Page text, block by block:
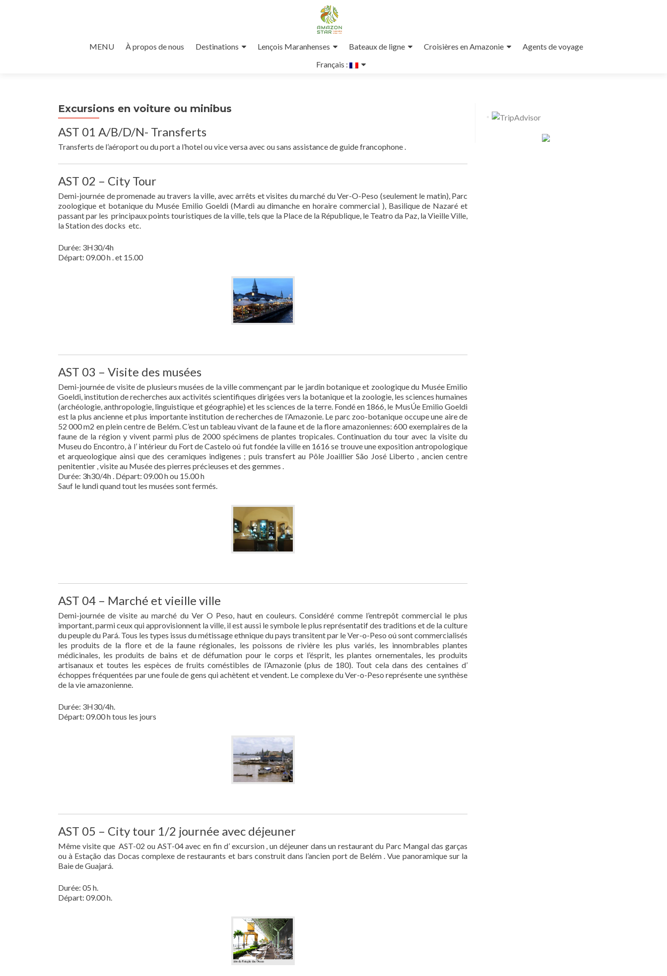
Aller au contenu principal
MENU À propos de nous Destinations Lençois Maranhenses Bateaux de ligne Croisières en Amazonie
Agents de voyage
Français :
Excursions en voiture ou minibus
AST 01 A/B/D/N- Transferts
Transferts de l’aéroport ou du port a l’hotel ou vice versa avec ou sans assistance de guide francophone .
AST 02 – City Tour
Demi-journée de promenade au travers la ville, avec arrêts et visites du marché du Ver-O-Peso (seulement le matin), Parc
zoologique et botanique du Musée Emilio Goeldi (Mardi au dimanche en horaire commercial ), Basilique de Nazaré et
passant par les principaux points touristiques de la ville, tels que la Place de la République, le Teatro da Paz, la Vieille Ville,
la Station des docks etc.
Durée: 3H30/4h
Départ: 09.00 h . et 15.00
AST 03 – Visite des musées
Demi-journée de visite de plusieurs musées de la ville commençant par le jardin botanique et zoologique du Musée Emilio
Goeldi, institution de recherches aux activités scientifiques dirigées vers la botanique et la zoologie, les sciences humaines
(archéologie, anthropologie, linguistique et géographie) et les sciences de la terre. Fondé en 1866, le MusÚe Emilio Goeldi
est la plus ancienne et plus importante institution de recherches de l’Amazonie. Le parc zoo-botanique occupe une aire de
52 000 m2 en plein centre de Belém. C’est un tableau vivant de la faune et de la flore amazoniennes: 600 exemplaires de la
faune de la région y vivent parmi plus de 2000 spécimens de plantes tropicales. Continuation du tour avec la visite du
Museu do Encontro, à l’ intérieur du Fort de Castelo oú fut fondée la ville en 1616 se trouve une exposition antropologique
et arqueologique ainsi que des ceramiques indigenes ; puis transfert au Pôle Joaillier São José Liberto , ancien centre
penitentier , visite au Musée des pierres précieuses et des gemmes .
Durée: 3h30/4h . Départ: 09.00 h ou 15.00 h
Sauf le lundi quand tout les musées sont fermés.
AST 04 – Marché et vieille ville
Demi-journée de visite au marché du Ver O Peso, haut en couleurs. Considéré comme l’entrepôt commercial le plus
important, parmi ceux qui approvisionnent la ville, il est aussi le symbole le plus représentatif des traditions et de la culture
du peuple du Pará. Tous les types issus du métissage ethnique du pays transitent par le Ver-o-Peso oú sont commercialisés
les produits de la flore et de la faune régionales, les poissons de rivière les plus variés, les innombrables plantes
médicinales, les produits de bains et de défumation pour le corps et l’ésprit, les plantes ornementales, les produits
artisanaux et toutes les espèces de fruits coméstibles de l’Amazonie (plus de 180). Tout cela dans des centaines d’
échoppes fréquentées par une foule de gens qui achètent et vendent. Le complexe du Ver-o-Peso représente une synthèse
de la vie amazonienne.
Durée: 3H30/4h.
Départ: 09.00 h tous les jours
AST 05 – City tour 1/2 journée avec déjeuner
Même visite que AST-02 ou AST-04 avec en fin d’ excursion , un déjeuner dans un restaurant du Parc Mangal das garças
ou à Estação das Docas complexe de restaurants et bars construit dans l’ancien port de Belém . Vue panoramique sur la
Baie de Guajará.
Durée: 05 h.
Départ: 09.00 h.